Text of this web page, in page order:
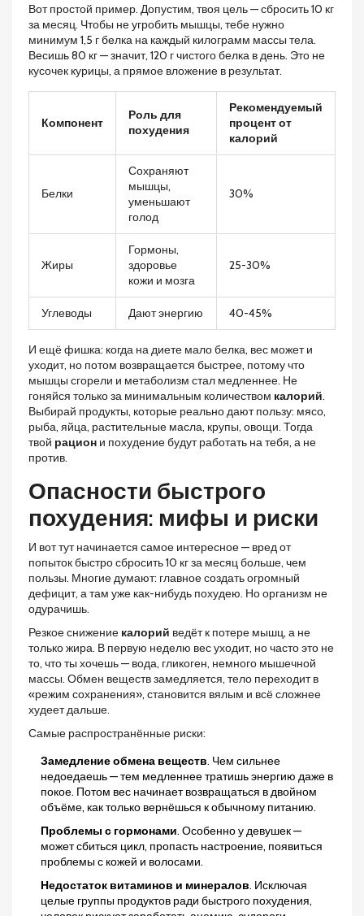
Вот простой пример. Допустим, твоя цель — сбросить 10 кг
за месяц. Чтобы не угробить мышцы, тебе нужно
минимум 1,5 г белка на каждый килограмм массы тела.
Весишь 80 кг — значит, 120 г чистого белка в день. Это не
кусочек курицы, а прямое вложение в результат.
Компонент
Роль для
похудения
Рекомендуемый
процент от
калорий
Белки
Сохраняют
мышцы,
уменьшают
голод
30%
Жиры
Гормоны,
здоровье
кожи и мозга
25-30%
Углеводы Дают энергию 40-45%
И ещё фишка: когда на диете мало белка, вес может и
уходит, но потом возвращается быстрее, потому что
мышцы сгорели и метаболизм стал медленнее. Не
гоняйся только за минимальным количеством калорий.
Выбирай продукты, которые реально дают пользу: мясо,
рыба, яйца, растительные масла, крупы, овощи. Тогда
твой рацион и похудение будут работать на тебя, а не
против.
Опасности быстрого
похудения: мифы и риски
И вот тут начинается самое интересное — вред от
попыток быстро сбросить 10 кг за месяц больше, чем
пользы. Многие думают: главное создать огромный
дефицит, а там уже как-нибудь похудею. Но организм не
одурачишь.
Резкое снижение калорий ведёт к потере мышц, а не
только жира. В первую неделю вес уходит, но часто это не
то, что ты хочешь — вода, гликоген, немного мышечной
массы. Обмен веществ замедляется, тело переходит в
«режим сохранения», становится вялым и всё сложнее
худеет дальше.
Самые распространённые риски:
Замедление обмена веществ. Чем сильнее
недоедаешь — тем медленнее тратишь энергию даже в
покое. Потом вес начинает возвращаться в двойном
объёме, как только вернёшься к обычному питанию.
Проблемы с гормонами. Особенно у девушек —
может сбиться цикл, пропасть настроение, появиться
проблемы с кожей и волосами.
Недостаток витаминов и минералов. Исключая
целые группы продуктов ради быстрого похудения,